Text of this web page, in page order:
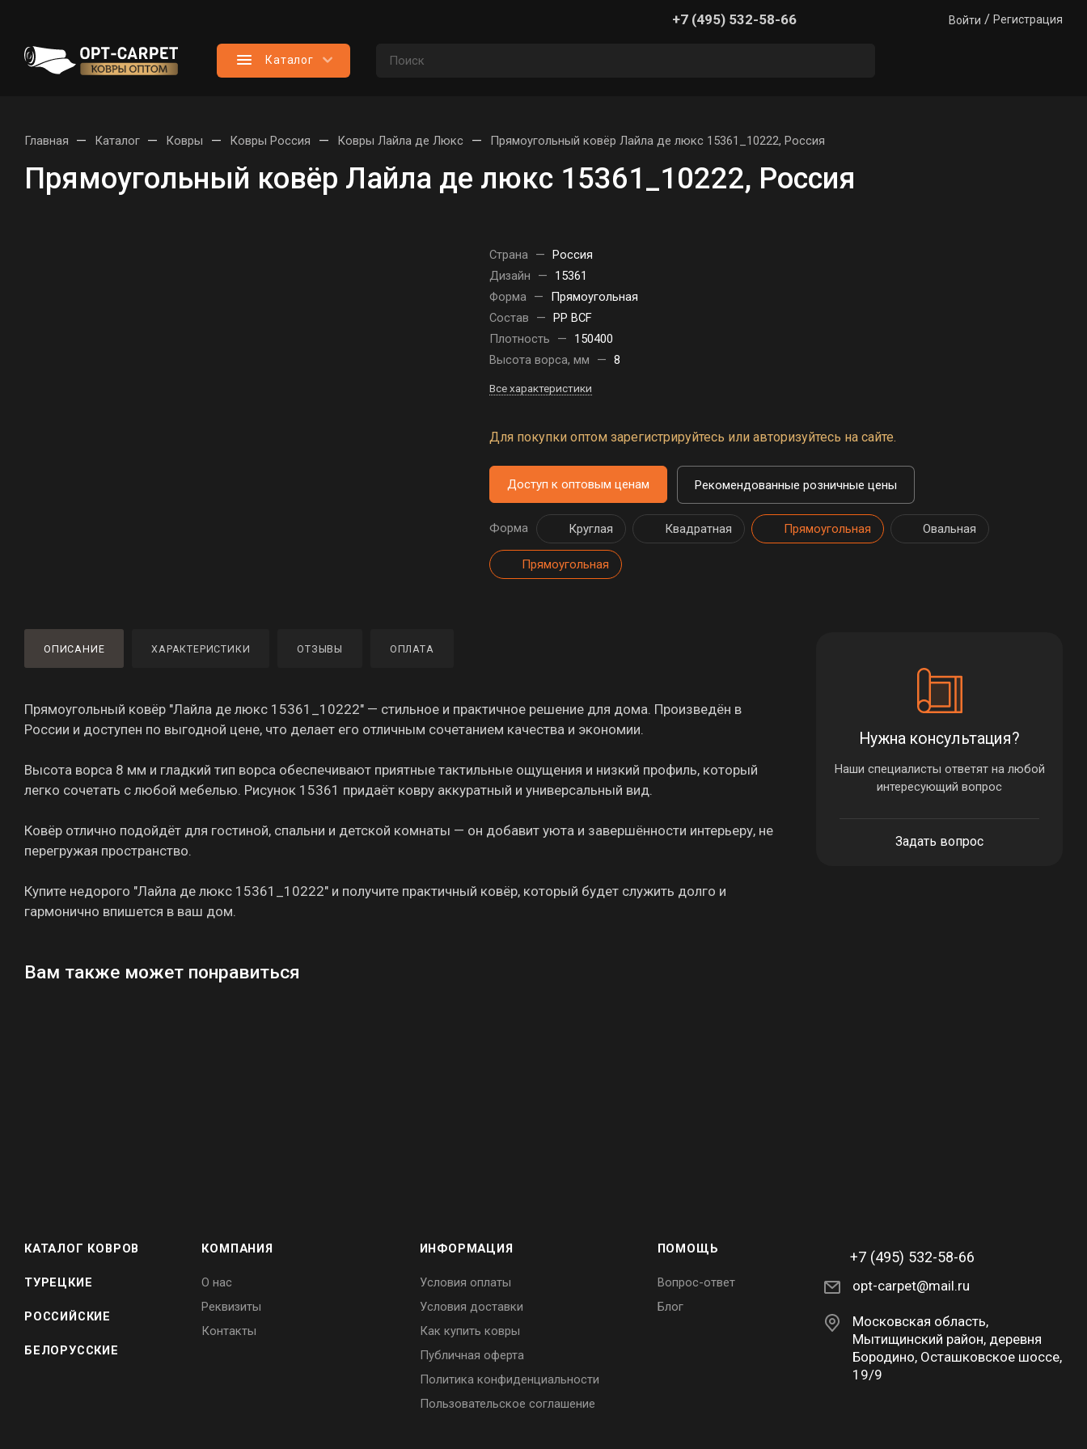
+7 (495) 532-58-66 Войти / Регистрация
Каталог
Главная — Каталог — Ковры — Ковры Россия — Ковры Лайла де Люкс — Прямоугольный ковёр Лайла де люкс 15361_10222, Россия
Прямоугольный ковёр Лайла де люкс 15361_10222, Россия
Страна — Россия
Дизайн
—
15361
Форма —
Прямоугольная
Состав
— PP BCF
Плотность
—
150400
Высота ворса, мм
— 8
Все характеристики
Для покупки оптом зарегистрируйтесь или авторизуйтесь на сайте.
Доступ к оптовым ценам Рекомендованные розничные цены
Форма Круглая Квадратная Прямоугольная Овальная
Прямоугольная
ОПИСАНИЕ ХАРАКТЕРИСТИКИ ОТЗЫВЫ ОПЛАТА
Прямоугольный ковёр "Лайла де люкс 15361_10222" — стильное и практичное решение для дома. Произведён в
России и доступен по выгодной цене, что делает его отличным сочетанием качества и экономии.
Высота ворса 8 мм и гладкий тип ворса обеспечивают приятные тактильные ощущения и низкий профиль, который
легко сочетать с любой мебелью. Рисунок 15361 придаёт ковру аккуратный и универсальный вид.
Ковёр отлично подойдёт для гостиной, спальни и детской комнаты — он добавит уюта и завершённости интерьеру, не
перегружая пространство.
Купите недорого "Лайла де люкс 15361_10222" и получите практичный ковёр, который будет служить долго и
гармонично впишется в ваш дом.
Вам также может понравиться
Нужна консультация?
Наши специалисты ответят на любой
интересующий вопрос
Задать вопрос
КАТАЛОГ КОВРОВ
ТУРЕЦКИЕ
РОССИЙСКИЕ
БЕЛОРУССКИЕ
КОМПАНИЯ
О нас
Реквизиты
Контакты
ИНФОРМАЦИЯ
Условия оплаты
Условия доставки
Как купить ковры
Публичная оферта
Политика конфиденциальности
Пользовательское соглашение
ПОМОЩЬ
Вопрос-ответ
Блог
+7 (495) 532-58-66
opt-carpet@mail.ru
Московская область,
Мытищинский район, деревня
Бородино, Осташковское шоссе,
19/9